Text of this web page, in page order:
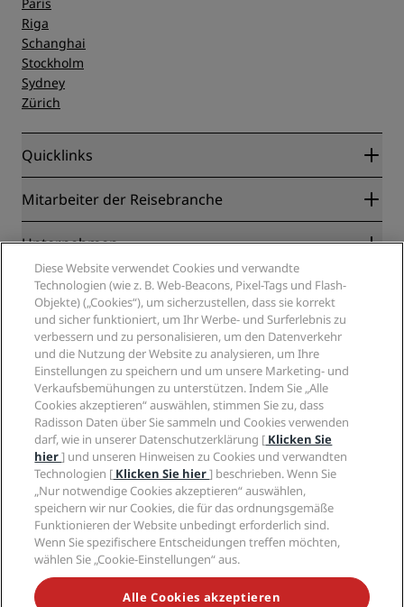
Riga
Schanghai
Stockholm
Sydney
Zürich
Quicklinks
Radisson Rewards
Blog
Neue und aufstrebende Hotels
Radisson Hotels APP
„Sports Approved“-Hotels
Familienfreundliche Hotels
Gesundheit & Sicherheit
Mitarbeiter der Reisebranche
Partner
Reisebüros
Unternehmen
Radisson Hotel Group
Medien
Karriere RHG
Karriere PPHE
Karrieren EHL
The Club by RHG
Entwicklungsmöglichkeiten
Responsible Business – Unser Engagement
Einkauf
Rechtliches
Privacy Centre
Rechtliche Hinweise
Radisson Rewards Geschäftsbedingungen
Website-Nutzungsvereinbarung
Digitale Barrierefreiheit
Moderne Sklaverei – Erklärung
Hilfe
Verbrauchermeldungen
Kontakt
FAQ
Inhaltsübersicht
Soziale Medien
Marken von Radisson Hotels
VERPASSEN SIE NIEMALS UNSERE BELIEBTESTEN
ANGEBOTE
Diese Website verwendet Cookies und verwandte
Technologien (wie z. B. Web-Beacons, Pixel-Tags und Flash-
Objekte) („Cookies“), um sicherzustellen, dass sie korrekt
und sicher funktioniert, um Ihr Werbe- und Surferlebnis zu
verbessern und zu personalisieren, um den Datenverkehr
und die Nutzung der Website zu analysieren, um Ihre
Einstellungen zu speichern und um unsere Marketing- und
Verkaufsbemühungen zu unterstützen. Indem Sie „Alle
Cookies akzeptieren“ auswählen, stimmen Sie zu, dass
Radisson Daten über Sie sammeln und Cookies verwenden
darf, wie in unserer Datenschutzerklärung [ Klicken Sie
hier] und unseren Hinweisen zu Cookies und verwandten
Technologien [ Klicken Sie hier] beschrieben. Wenn Sie
„Nur notwendige Cookies akzeptieren“ auswählen,
speichern wir nur Cookies, die für das ordnungsgemäße
Funktionieren der Website unbedingt erforderlich sind.
Wenn Sie spezifischere Entscheidungen treffen möchten,
wählen Sie „Cookie-Einstellungen“ aus.
Alle Cookies akzeptieren